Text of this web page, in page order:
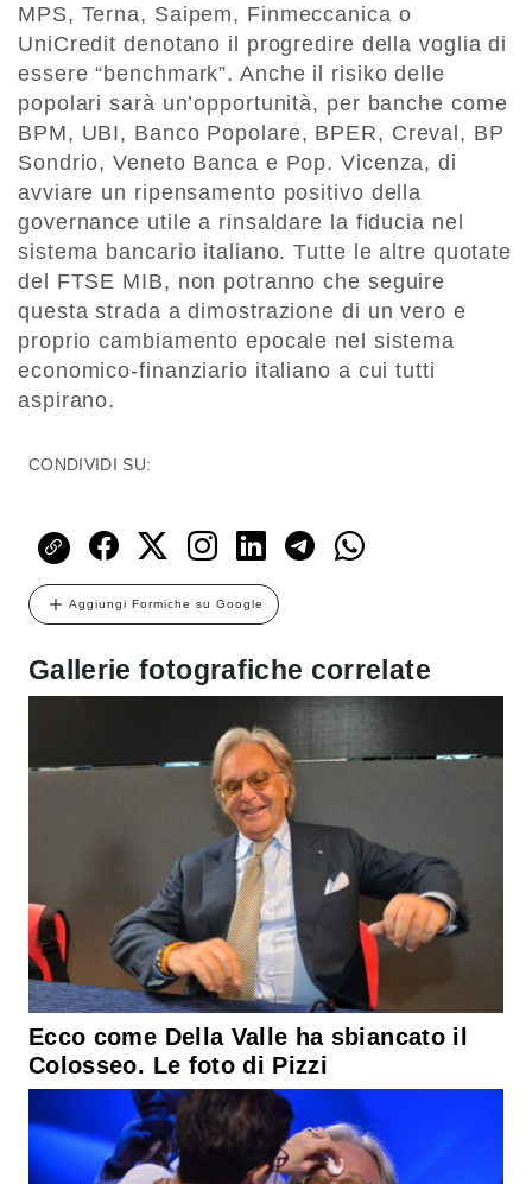
MPS, Terna, Saipem, Finmeccanica o
UniCredit denotano il progredire della voglia di
essere “benchmark”. Anche il risiko delle
popolari sarà un’opportunità, per banche come
BPM, UBI, Banco Popolare, BPER, Creval, BP
Sondrio, Veneto Banca e Pop. Vicenza, di
avviare un ripensamento positivo della
governance utile a rinsaldare la fiducia nel
sistema bancario italiano. Tutte le altre quotate
del FTSE MIB, non potranno che seguire
questa strada a dimostrazione di un vero e
proprio cambiamento epocale nel sistema
economico-finanziario italiano a cui tutti
aspirano.
CONDIVIDI SU:
Aggiungi Formiche su Google
Gallerie fotografiche correlate
Ecco come Della Valle ha sbiancato il
Colosseo. Le foto di Pizzi